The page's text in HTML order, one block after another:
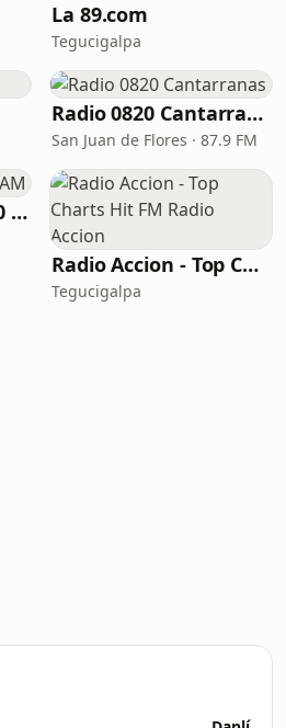
La 89.com
Tegucigalpa
Radio 0820 Cantarranas
San Juan de Flores · 87.9 FM
Radio Millenium 970 AM
Radio Accion - Top Charts Hit FM Radio Accion
Tegucigalpa